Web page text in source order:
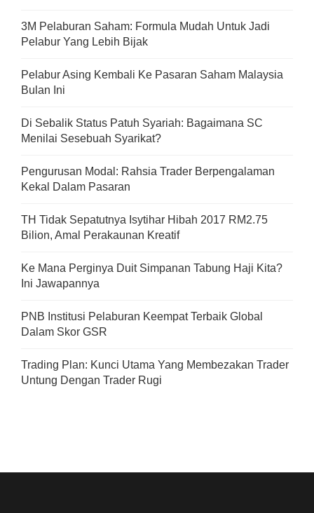
3M Pelaburan Saham: Formula Mudah Untuk Jadi
Pelabur Yang Lebih Bijak
Pelabur Asing Kembali Ke Pasaran Saham Malaysia
Bulan Ini
Di Sebalik Status Patuh Syariah: Bagaimana SC
Menilai Sesebuah Syarikat?
Pengurusan Modal: Rahsia Trader Berpengalaman
Kekal Dalam Pasaran
TH Tidak Sepatutnya Isytihar Hibah 2017 RM2.75
Bilion, Amal Perakaunan Kreatif
Ke Mana Perginya Duit Simpanan Tabung Haji Kita?
Ini Jawapannya
PNB Institusi Pelaburan Keempat Terbaik Global
Dalam Skor GSR
Trading Plan: Kunci Utama Yang Membezakan Trader
Untung Dengan Trader Rugi